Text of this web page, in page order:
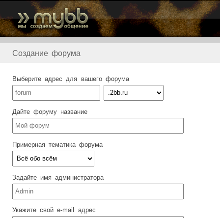
Создание форума
Выберите адрес для вашего форума
Дайте форуму название
Примерная тематика форума
Задайте имя администратора
Укажите свой e-mail адрес